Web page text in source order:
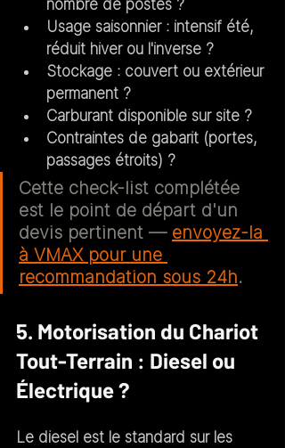
nombre de postes ?
Usage saisonnier : intensif été,
réduit hiver ou l'inverse ?
Stockage : couvert ou extérieur
permanent ?
Carburant disponible sur site ?
Contraintes de gabarit (portes,
passages étroits) ?
Cette check-list complétée
est le point de départ d'un
devis pertinent — envoyez-la
à VMAX pour une
recommandation sous 24h.
5. Motorisation du Chariot
Tout-Terrain : Diesel ou
Électrique ?
Le diesel est le standard sur les